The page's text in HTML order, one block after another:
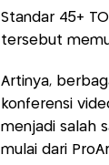
Standar 45+
tersebut
Artinya,
konferensi
menjadi salah
mulai dari